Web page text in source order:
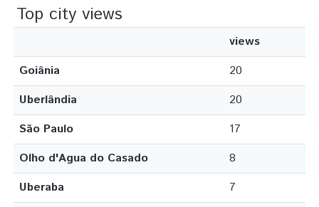
Top city views
views
Goiânia
20
Uberlândia
20
São Paulo
17
Olho d'Agua do Casado
8
Uberaba
7